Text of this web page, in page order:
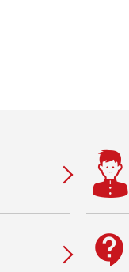
contact_support